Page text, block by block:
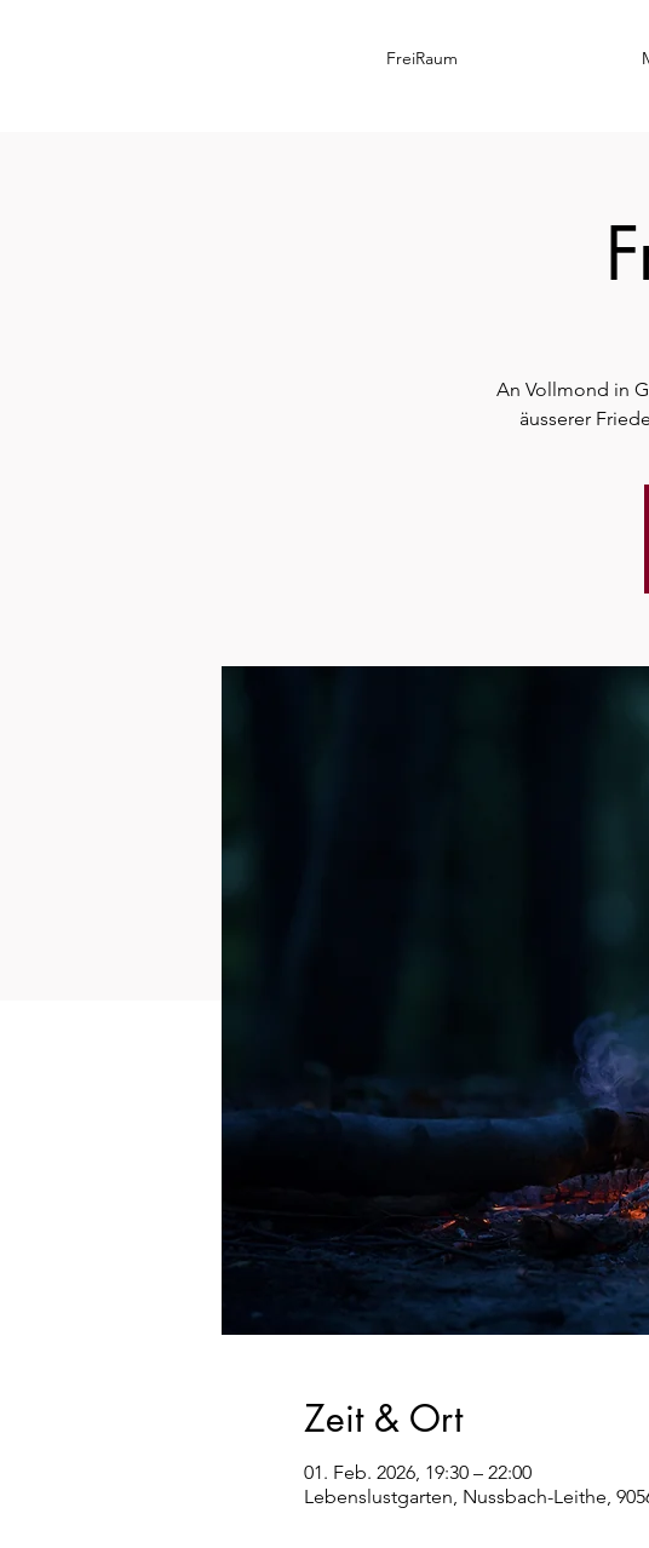
FreiRaum
An Vollmond in
äusserer
Zeit & Ort
01. Feb. 2026, 19:30 – 22:00
Lebenslustgarten, Nussbach-Leithe,